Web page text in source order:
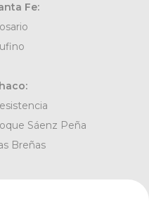
Fe:
Sáenz Peña
Breñas